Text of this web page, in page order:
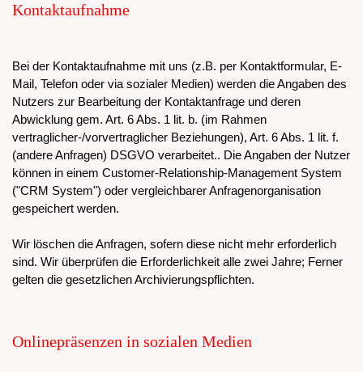
Kontaktaufnahme
Bei der Kontaktaufnahme mit uns (z.B. per Kontaktformular, E-
Mail, Telefon oder via sozialer Medien) werden die Angaben des
Nutzers zur Bearbeitung der Kontaktanfrage und deren
Abwicklung gem. Art. 6 Abs. 1 lit. b. (im Rahmen
vertraglicher-/vorvertraglicher Beziehungen), Art. 6 Abs. 1 lit. f.
(andere Anfragen) DSGVO verarbeitet.. Die Angaben der Nutzer
können in einem Customer-Relationship-Management System
("CRM System") oder vergleichbarer Anfragenorganisation
gespeichert werden.
Wir löschen die Anfragen, sofern diese nicht mehr erforderlich
sind. Wir überprüfen die Erforderlichkeit alle zwei Jahre; Ferner
gelten die gesetzlichen Archivierungspflichten.
Onlinepräsenzen in sozialen Medien